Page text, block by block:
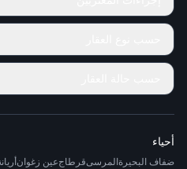
أحياء
ضفاف البحيرةالمرسىقرطاجعين زغوان